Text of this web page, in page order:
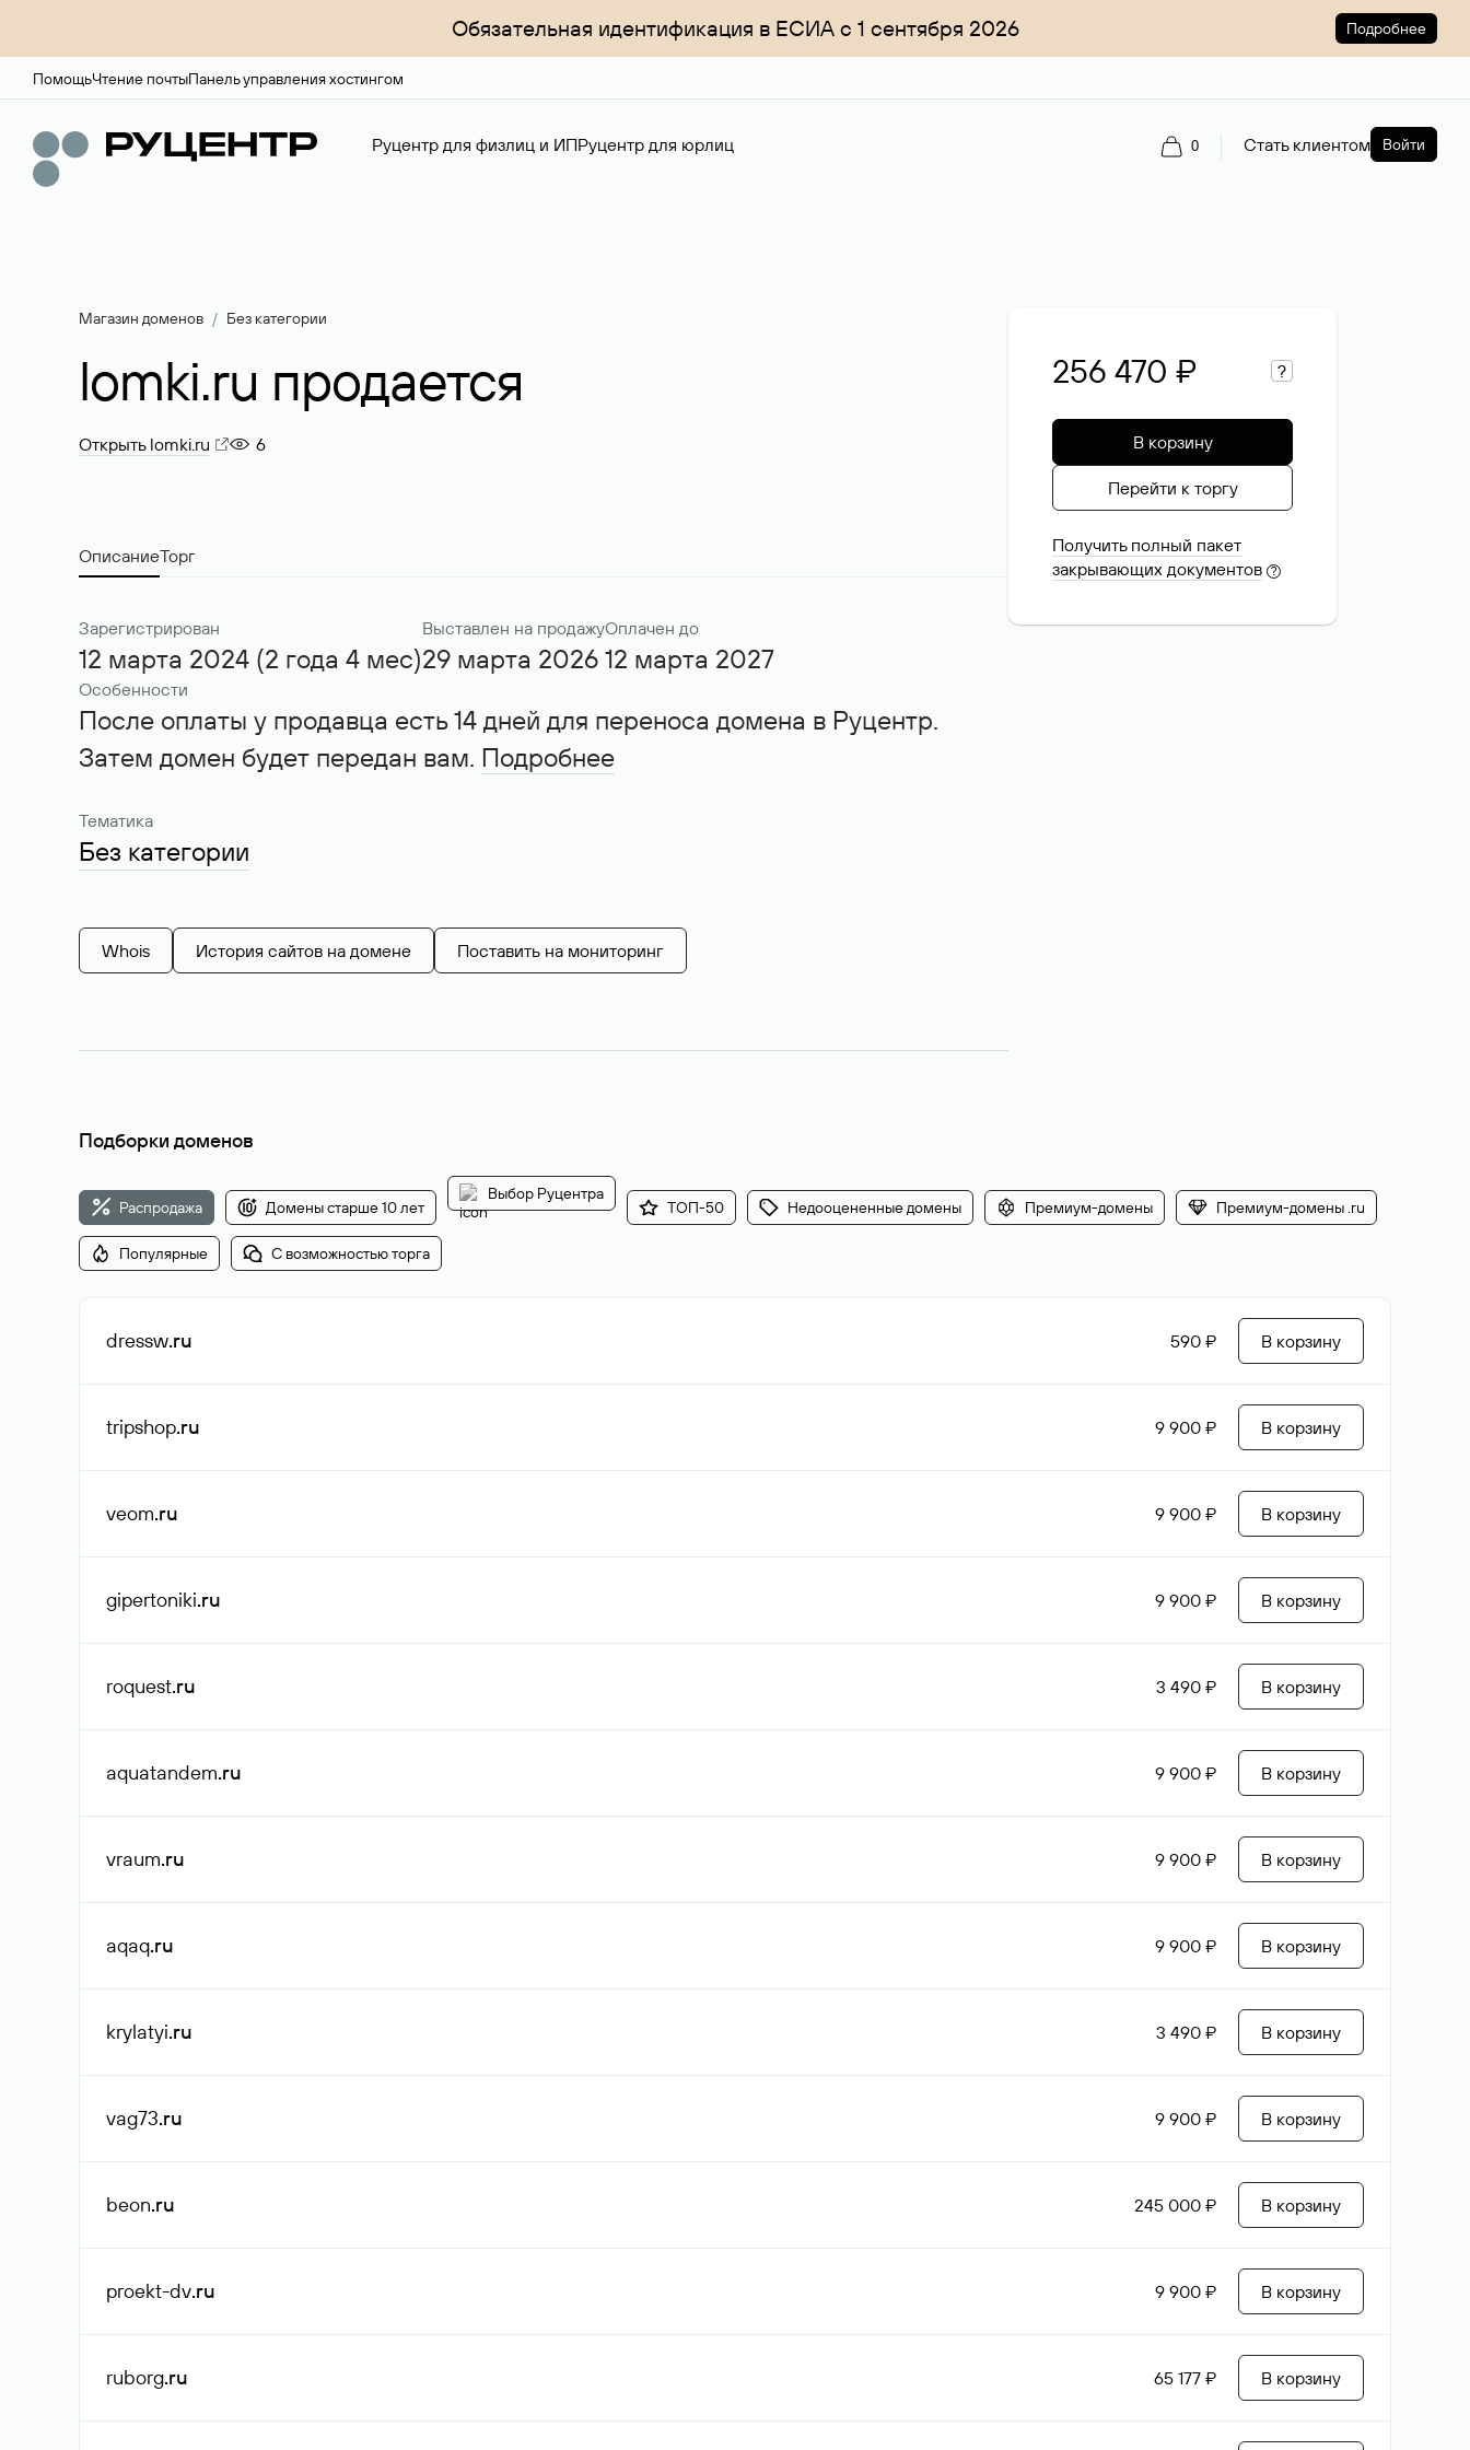
Обязательная идентификация в ЕСИА с 1 сентября 2026 Подробнее
ПомощьЧтение почтыПанель управления хостингом
Руцентр для физлиц и ИПРуцентр для юрлиц 0 Стать клиентом Войти
Магазин доменов Без категории
lomki.ru продается
Открыть lomki.ru 6
ОписаниеТорг
Зарегистрирован
12 марта 2024 (2 года 4 мес)
Выставлен на продажу
29 марта 2026
Оплачен до
12 марта 2027
Особенности
После оплаты у продавца есть 14 дней для переноса домена в Руцентр.
Затем домен будет передан вам. Подробнее
Тематика
Без категории
Whois История сайтов на домене Поставить на мониторинг
256 470 ₽ ?
В корзину
Перейти к торгу
Получить полный пакет
закрывающих документов ?
Подборки доменов
Распродажа Домены старше 10 лет
Выбор Руцентра
ТОП-50 Недооцененные домены Премиум-домены Премиум-домены .ru
Популярные С возможностью торга
dressw.ru 590 ₽ В корзину
tripshop.ru 9 900 ₽ В корзину
veom.ru 9 900 ₽ В корзину
gipertoniki.ru 9 900 ₽ В корзину
roquest.ru 3 490 ₽ В корзину
aquatandem.ru 9 900 ₽ В корзину
vraum.ru 9 900 ₽ В корзину
aqaq.ru 9 900 ₽ В корзину
krylatyi.ru 3 490 ₽ В корзину
vag73.ru 9 900 ₽ В корзину
beon.ru 245 000 ₽ В корзину
proekt-dv.ru 9 900 ₽ В корзину
ruborg.ru 65 177 ₽ В корзину